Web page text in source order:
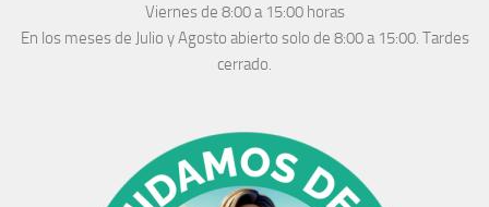
Viernes de 8:00 a 15:00 horas
En los meses de Julio y Agosto abierto solo de 8:00 a 15:00. Tardes
cerrado.